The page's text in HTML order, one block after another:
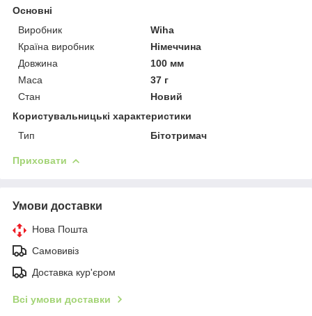
Основні
Виробник
Wiha
Країна виробник
Німеччина
Довжина
100 мм
Маса
37 г
Стан
Новий
Користувальницькі характеристики
Тип
Бітотримач
Приховати
Умови доставки
Нова Пошта
Самовивіз
Доставка кур'єром
Всі умови доставки